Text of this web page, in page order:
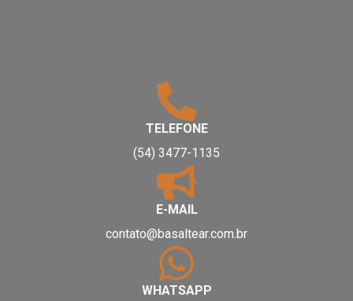
TELEFONE
(54) 3477-1135
E-MAIL
contato@basaltear.com.br
WHATSAPP